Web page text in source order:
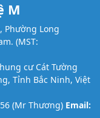
M
Phường Long
(MST:
cư Cát Tường
Tỉnh Bắc Ninh, Việt
(Mr Thương) Email: